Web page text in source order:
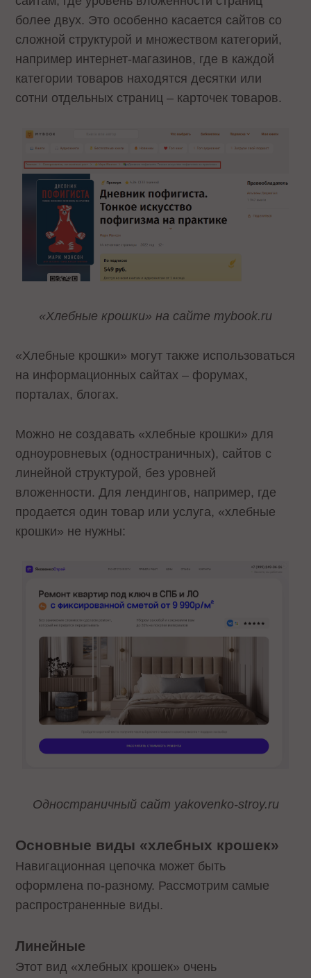
более двух. Это особенно касается сайтов со
сложной структурой и множеством категорий,
например интернет-магазинов, где в каждой
категории товаров находятся десятки или
сотни отдельных страниц – карточек товаров.
«Хлебные крошки» на сайте mybook.ru
«Хлебные крошки» могут также использоваться
на информационных сайтах – форумах,
порталах, блогах.
Можно не создавать «хлебные крошки» для
одноуровневых (одностраничных), сайтов с
линейной структурой, без уровней
вложенности. Для лендингов, например, где
продается один товар или услуга, «хлебные
крошки» не нужны:
Одностраничный сайт yakovenko-stroy.ru
Основные виды «хлебных крошек»
Навигационная цепочка может быть
оформлена по-разному. Рассмотрим самые
распространенные виды.
Линейные
Этот вид «хлебных крошек» очень